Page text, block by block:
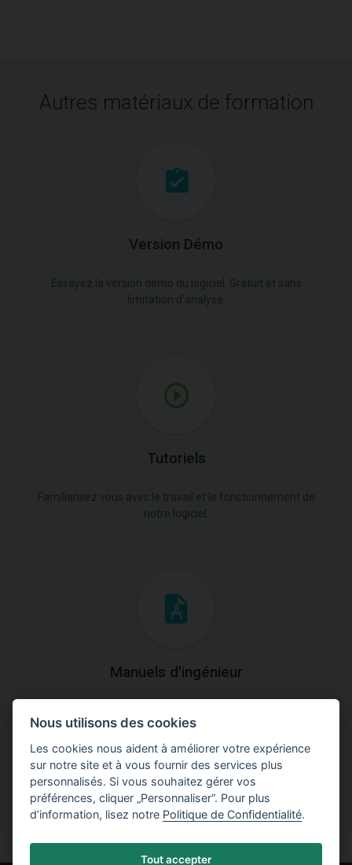
Autres matériaux de formation
Version Démo
Tutoriels
Manuels d'ingénieur
théoriques et pratiques du fonctionnement des
programmes.
Nous utilisons des cookies
Les cookies nous aident à améliorer votre expérience
sur notre site et à vous fournir des services plus
personnalisés. Si vous souhaitez gérer vos
préférences, cliquer „Personnaliser“. Pour plus
d’information, lisez notre Politique de Confidentialité.
Tout accepter